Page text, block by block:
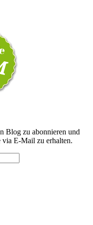
Blog zu abonnieren und
via E-Mail zu erhalten.